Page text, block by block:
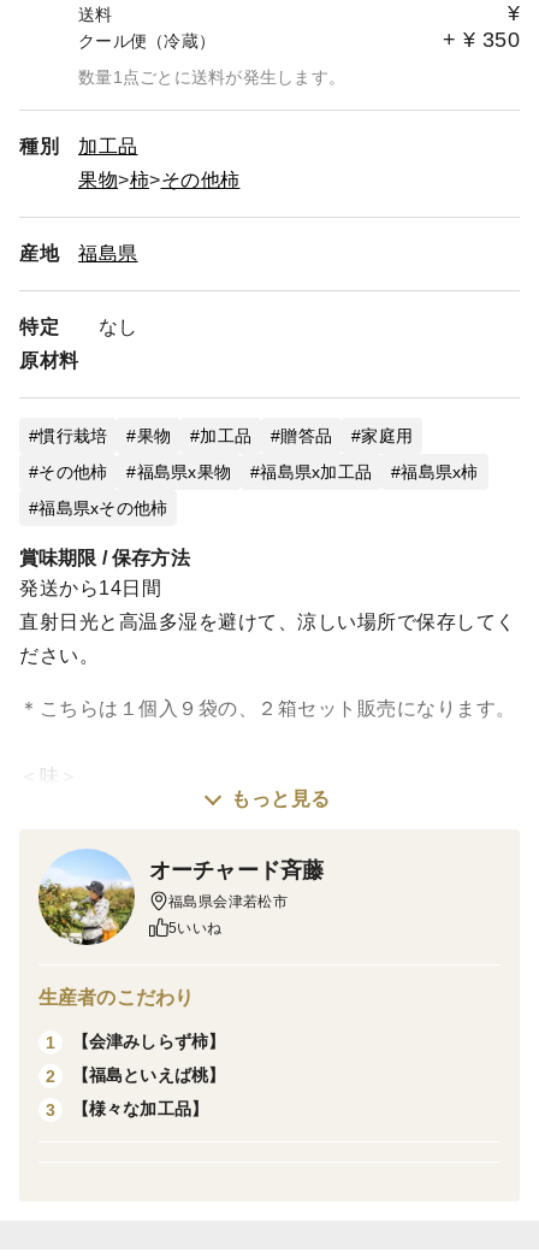
送料 ¥
クール便（冷蔵） + ¥ 350
数量1点ごとに送料が発生します。
種別
加工品
果物
柿 その他柿
産地 福島県
特定
原材料
なし
慣行栽培 果物 加工品 贈答品
家庭用
その他柿
福島県x果物 福島県x加工品
福島県x柿
福島県xその他柿
賞味期限 / 保存方法
発送から14日間
直射日光と高温多湿を避けて、涼しい場所で保存してく
ださい。
＊こちらは１個入９袋の、２箱セット販売になります。
＜味＞
凝縮された甘味が特徴の商品です。
また、ヨーグルトに混ぜるのもオススメです。
※柿表面に黒い線や斑点がついている物もございます
召し上がりください。
※柿表面に白い斑点が現れる事がございますが、柿の糖
分が表面にしみ出し乾いたものですので、そのままお召
し上がりください。
もっと見る
オーチャード斉藤
福島県会津若松市
5いいね
生産者のこだわり
1
【会津みしらず柿】
2
【福島といえば桃】
3
【様々な加工品】